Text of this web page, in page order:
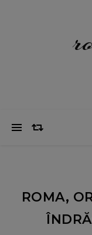
ROMA,